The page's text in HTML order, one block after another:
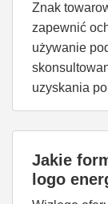
Znak
zapewnić
używanie
uzyskania
Jakie
logo